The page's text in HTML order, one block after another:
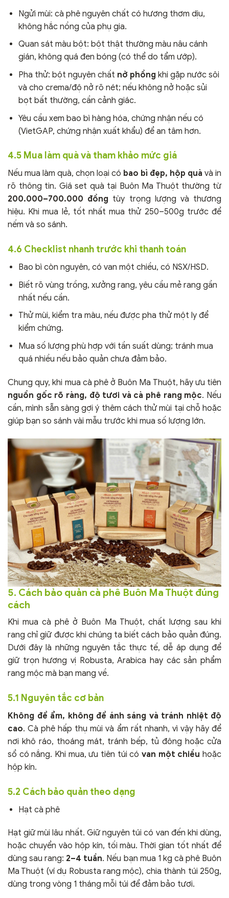
Ngửi mùi: cà phê nguyên chất có hương thơm dịu,
không hắc nồng của phụ gia.
Quan sát màu bột: bột thật thường màu nâu cánh
gián, không quá đen bóng (có thể do tẩm ướp).
Pha thử: bột nguyên chất nở phồng khi gặp nước sôi
và cho crema/độ nở rõ nét; nếu không nở hoặc sủi
bọt bất thường, cần cảnh giác.
Yêu cầu xem bao bì hàng hóa, chứng nhận nếu có
(VietGAP, chứng nhận xuất khẩu) để an tâm hơn.
4.5 Mua làm quà và tham khảo mức giá
Nếu mua làm quà, chọn loại có bao bì đẹp, hộp quà và in
rõ thông tin. Giá set quà tại Buôn Ma Thuột thường từ
200.000–700.000 đồng tùy trọng lượng và thương
hiệu. Khi mua lẻ, tốt nhất mua thử 250–500g trước để
nếm và so sánh.
4.6 Checklist nhanh trước khi thanh toán
Bao bì còn nguyên, có van một chiều, có NSX/HSD.
Biết rõ vùng trồng, xưởng rang, yêu cầu mẻ rang gần
nhất nếu cần.
Thử mùi, kiểm tra màu, nếu được pha thử một ly để
kiểm chứng.
Mua số lượng phù hợp với tần suất dùng; tránh mua
quá nhiều nếu bảo quản chưa đảm bảo.
Chung quy, khi mua cà phê ở Buôn Ma Thuột, hãy ưu tiên
nguồn gốc rõ ràng, độ tươi và cà phê rang mộc. Nếu
cần, mình sẵn sàng gợi ý thêm cách thử mùi tại chỗ hoặc
giúp bạn so sánh vài mẫu trước khi mua số lượng lớn.
5. Cách bảo quản cà phê Buôn Ma Thuột đúng
cách
Khi mua cà phê ở Buôn Ma Thuột, chất lượng sau khi
rang chỉ giữ được khi chúng ta biết cách bảo quản đúng.
Dưới đây là những nguyên tắc thực tế, dễ áp dụng để
giữ trọn hương vị Robusta, Arabica hay các sản phẩm
rang mộc mà bạn mang về.
5.1 Nguyên tắc cơ bản
Không để ẩm, không để ánh sáng và tránh nhiệt độ
cao. Cà phê hấp thụ mùi và ẩm rất nhanh, vì vậy hãy để
nơi khô ráo, thoáng mát, tránh bếp, tủ đông hoặc cửa
sổ có nắng. Khi mua, ưu tiên túi có van một chiều hoặc
hộp kín.
5.2 Cách bảo quản theo dạng
Hạt cà phê
Hạt giữ mùi lâu nhất. Giữ nguyên túi có van đến khi dùng,
hoặc chuyển vào hộp kín, tối màu. Thời gian tốt nhất để
dùng sau rang: 2–4 tuần. Nếu bạn mua 1 kg cà phê Buôn
Ma Thuột (ví dụ Robusta rang mộc), chia thành túi 250g,
dùng trong vòng 1 tháng mỗi túi để đảm bảo tươi.